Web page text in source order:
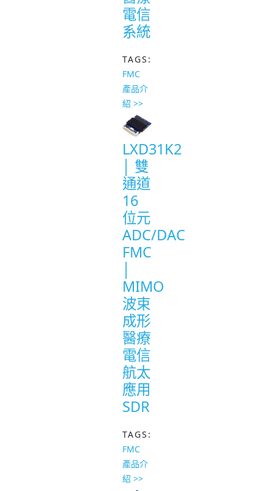
電信
系統
TAGS:
FMC
產品介
紹 >>
LXD31K2
│ 雙
通道
16
位元
ADC/DAC
FMC
MIMO
波束
成形
醫療
電信
航太
應用
SDR
TAGS:
FMC
產品介
紹 >>